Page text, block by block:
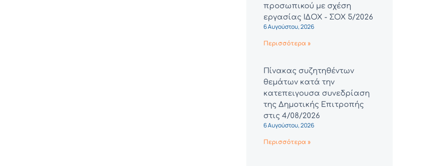
προσωπικού με σχέση
εργασίας ΙΔΟΧ - ΣΟΧ 5/2026
6 Αυγούστου, 2026
Περισσότερα »
Πίνακας συζητηθέντων
θεμάτων κατά την
κατεπειγουσα συνεδρίαση
της Δημοτικής Επιτροπής
στις 4/08/2026
6 Αυγούστου, 2026
Περισσότερα »